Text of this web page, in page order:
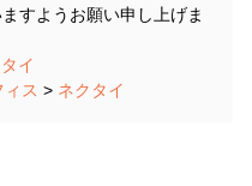
すようお願い申し上げま
イ
ス > ネクタイ